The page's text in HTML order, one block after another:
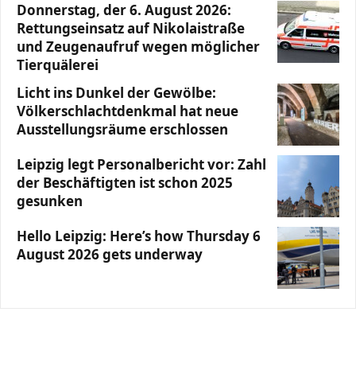
Donnerstag, der 6. August 2026:
Rettungseinsatz auf Nikolaistraße
und Zeugenaufruf wegen möglicher
Tierquälerei
Licht ins Dunkel der Gewölbe:
Völkerschlachtdenkmal hat neue
Ausstellungsräume erschlossen
Leipzig legt Personalbericht vor: Zahl
der Beschäftigten ist schon 2025
gesunken
Hello Leipzig: Here’s how Thursday 6
August 2026 gets underway